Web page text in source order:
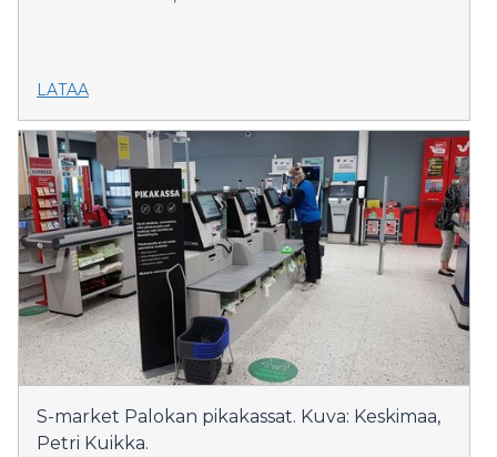
LATAA
S-market Palokan pikakassat. Kuva: Keskimaa,
Petri Kuikka.